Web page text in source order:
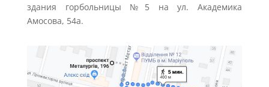
здания горбольницы №5 на ул. Академика
Амосова, 54а.